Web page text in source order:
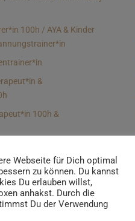
100h / AYA & Kinder
&
100h &
| 10 h
Webseite für Dich optimal
zu können. Du kannst
Du erlauben willst,
anhakst. Durch die
Du der Verwendung